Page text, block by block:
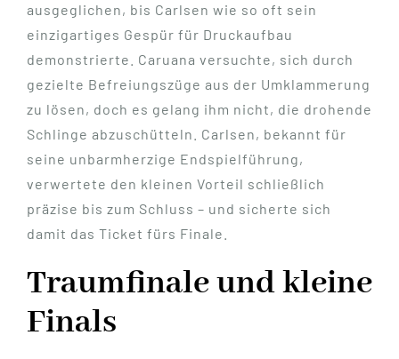
ausgeglichen, bis Carlsen wie so oft sein
einzigartiges Gespür für Druckaufbau
demonstrierte. Caruana versuchte, sich durch
gezielte Befreiungszüge aus der Umklammerung
zu lösen, doch es gelang ihm nicht, die drohende
Schlinge abzuschütteln. Carlsen, bekannt für
seine unbarmherzige Endspielführung,
verwertete den kleinen Vorteil schließlich
präzise bis zum Schluss – und sicherte sich
damit das Ticket fürs Finale.
Traumfinale und kleine
Finals